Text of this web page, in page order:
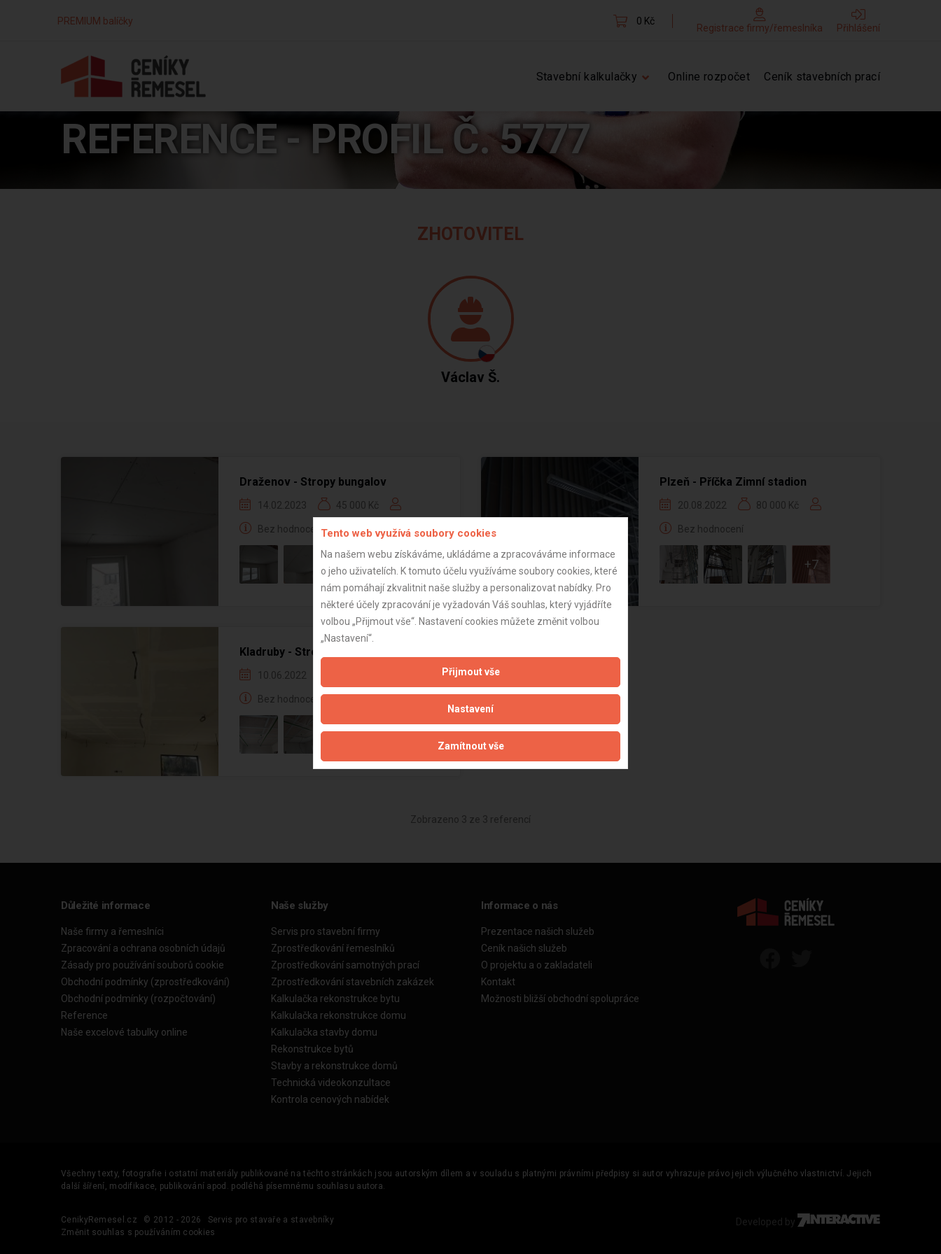
PREMIUM balíčky 0 Kč
Registrace firmy/řemeslníka Přihlášení
Stavební kalkulačky Online rozpočet Ceník stavebních prací
REFERENCE - PROFIL Č. 5777
ZHOTOVITEL
Václav Š.
Draženov - Stropy bungalov
14.02.2023 45 000 Kč
Bez hodnocení
+16
Plzeň - Příčka Zimní stadion
20.08.2022 80 000 Kč
Bez hodnocení
+7
Kladruby - Stropy Bungalov
10.06.2022
Bez hodnocení
+15
Zobrazeno 3 ze 3 referencí
Důležité informace
Naše firmy a řemeslníci
Zpracování a ochrana osobních údajů
Zásady pro používání souborů cookie
Obchodní podmínky (zprostředkování)
Obchodní podmínky (rozpočtování)
Reference
Naše excelové tabulky online
Naše služby
Servis pro stavební firmy
Zprostředkování řemeslníků
Zprostředkování samotných prací
Zprostředkování stavebních zakázek
Kalkulačka rekonstrukce bytu
Kalkulačka rekonstrukce domu
Kalkulačka stavby domu
Rekonstrukce bytů
Stavby a rekonstrukce domů
Technická videokonzultace
Kontrola cenových nabídek
Informace o nás
Prezentace našich služeb
Ceník našich služeb
O projektu a o zakladateli
Kontakt
Možnosti bližší obchodní spolupráce
Všechny texty, fotografie i ostatní materiály publikované na těchto stránkách jsou autorským dílem a v souladu s platnými právními předpisy si autor vyhrazuje právo jejich výlučného vlastnictví. Jejich
další šíření, modifikace, publikování apod. podléhá písemnému souhlasu autora.
CenikyRemesel.cz © 2012 - 2026
Servis pro stavaře a stavebníky
Změnit souhlas s používáním cookies
Developed by
Tento web využívá soubory cookies
Na našem webu získáváme, ukládáme a zpracováváme informace
o jeho uživatelích. K tomuto účelu využíváme soubory cookies, které
nám pomáhají zkvalitnit naše služby a personalizovat nabídky. Pro
některé účely zpracování je vyžadován Váš souhlas, který vyjádříte
volbou „Přijmout vše“. Nastavení cookies můžete změnit volbou
„Nastavení“.
Přijmout vše
Nastavení
Zamítnout vše